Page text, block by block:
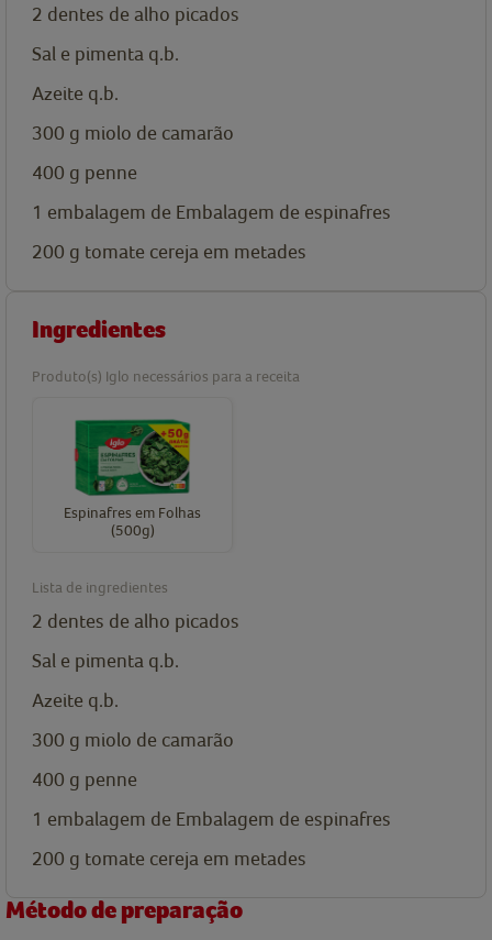
2 dentes de alho picados
Sal e pimenta q.b.
Azeite q.b.
300 g miolo de camarão
400 g penne
1 embalagem de Embalagem de espinafres
200 g tomate cereja em metades
Ingredientes
Produto(s) Iglo necessários para a receita
Espinafres em Folhas
(500g)
Lista de ingredientes
2 dentes de alho picados
Sal e pimenta q.b.
Azeite q.b.
300 g miolo de camarão
400 g penne
1 embalagem de Embalagem de espinafres
200 g tomate cereja em metades
Método de preparação